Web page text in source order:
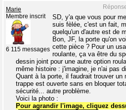
Marie
Membre inscrit
6 115 messages
SD, y'a que vous pour
suis fèlée, c'est un fait,
quelqu'un d'autre est de
Bon, JF, la porte qu'on
cette pièce ? Pour un
roulante, ça va être du
dessin joint pour une autre option
même histoire : j'imagine, je n'ai pas
Quant à la porte, il faudrait trouver un
trappe est ouverte sans en bloquer
sécurité... autre problème.
Voici la photo :
Pour agrandir l'image, cliquez